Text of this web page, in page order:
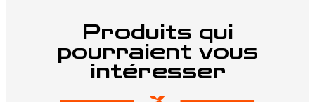
Produits qui
pourraient vous
intéresser